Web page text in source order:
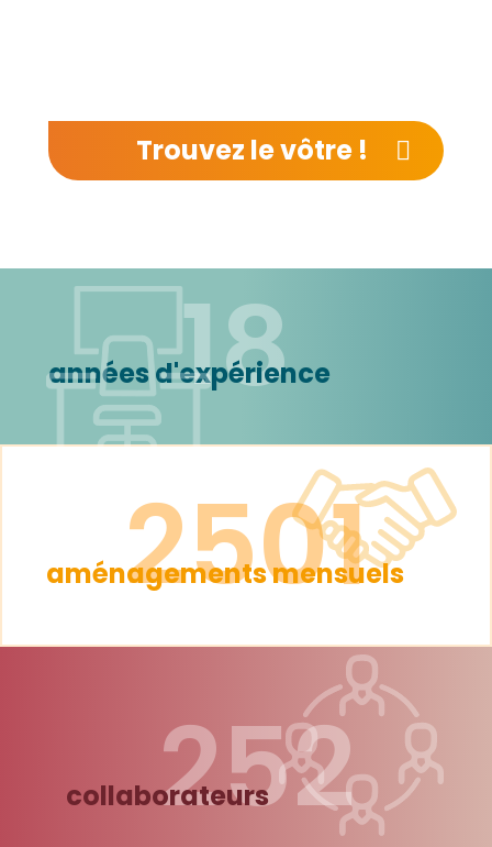
Trouvez le vôtre !
18
années d'expérience
2501
aménagements mensuels
252
collaborateurs